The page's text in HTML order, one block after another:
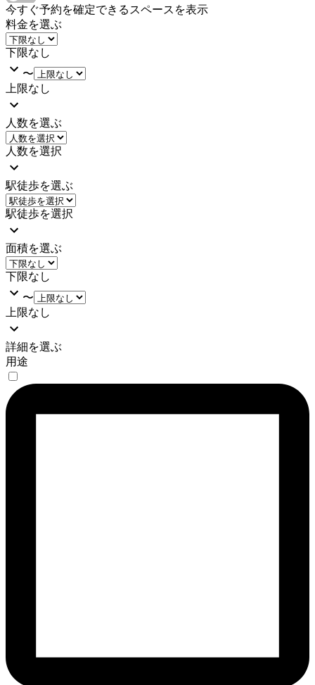
今すぐ予約を確定できるスペースを表示
料金を選ぶ
下限なし
〜
上限なし
人数を選ぶ
人数を選択
駅徒歩を選ぶ
駅徒歩を選択
面積を選ぶ
下限なし
〜
上限なし
詳細を選ぶ
用途